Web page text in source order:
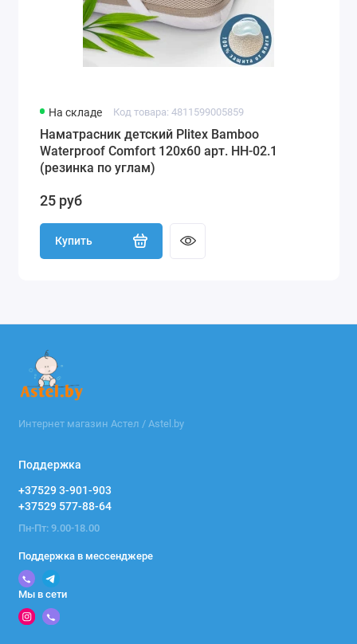
На складе Код товара: 4811599005859
Наматрасник детский Plitex Bamboo
Waterproof Comfort 120х60 арт. НН-02.1
(резинка по углам)
25 руб
Купить
Интернет магазин Астел / Astel.by
Поддержка
+37529 3-901-903
+37529 577-88-64
Пн-Пт: 9.00-18.00
Поддержка в мессенджере
Мы в сети